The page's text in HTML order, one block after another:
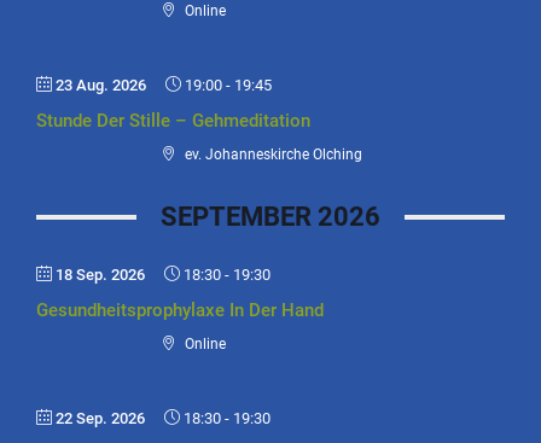
Online
23 Aug. 2026 19:00 - 19:45
Stunde Der Stille – Gehmeditation
ev. Johanneskirche Olching
SEPTEMBER 2026
18 Sep. 2026 18:30 - 19:30
Gesundheitsprophylaxe In Der Hand
Online
22 Sep. 2026 18:30 - 19:30